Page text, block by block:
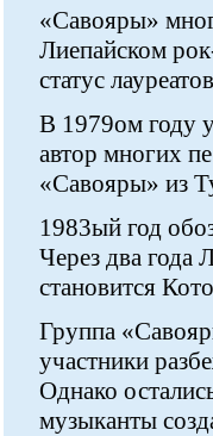
«Савояры»
Лиепайском
статус
В 1979ом году
автор многих
«Савояры» из
1983ый год
Через два года
становится
Группа
участники
Однако
музыканты